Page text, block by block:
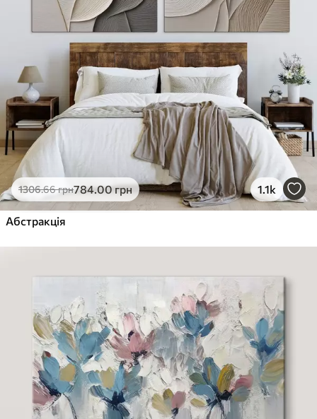
1306.66грн784.00грн 1.1k
Абстракція